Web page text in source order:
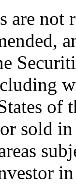
are not
of
sold